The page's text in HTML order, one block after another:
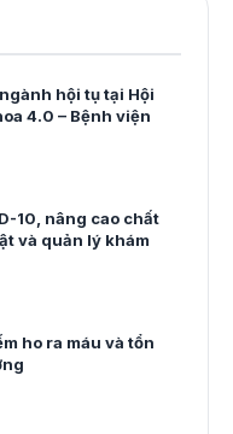
hội tụ tại Hội
4.0 – Bệnh viện
10, nâng cao chất
và quản lý khám
ho ra máu và tổn